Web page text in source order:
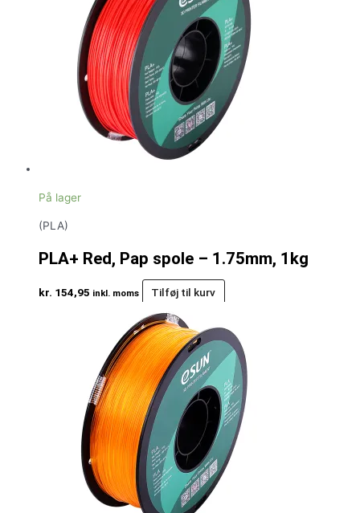
På lager
(PLA)
PLA+ Red, Pap spole – 1.75mm, 1kg
kr. 154,95 inkl. moms Tilføj til kurv